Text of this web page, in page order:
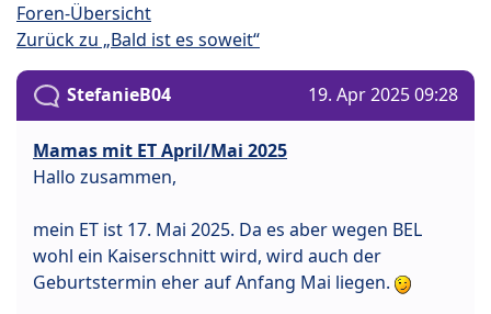
Foren-Übersicht
Zurück zu „Bald ist es soweit“
StefanieB04 19. Apr 2025 09:28
Mamas mit ET April/Mai 2025
Hallo zusammen,
mein ET ist 17. Mai 2025. Da es aber wegen BEL
wohl ein Kaiserschnitt wird, wird auch der
Geburtstermin eher auf Anfang Mai liegen.